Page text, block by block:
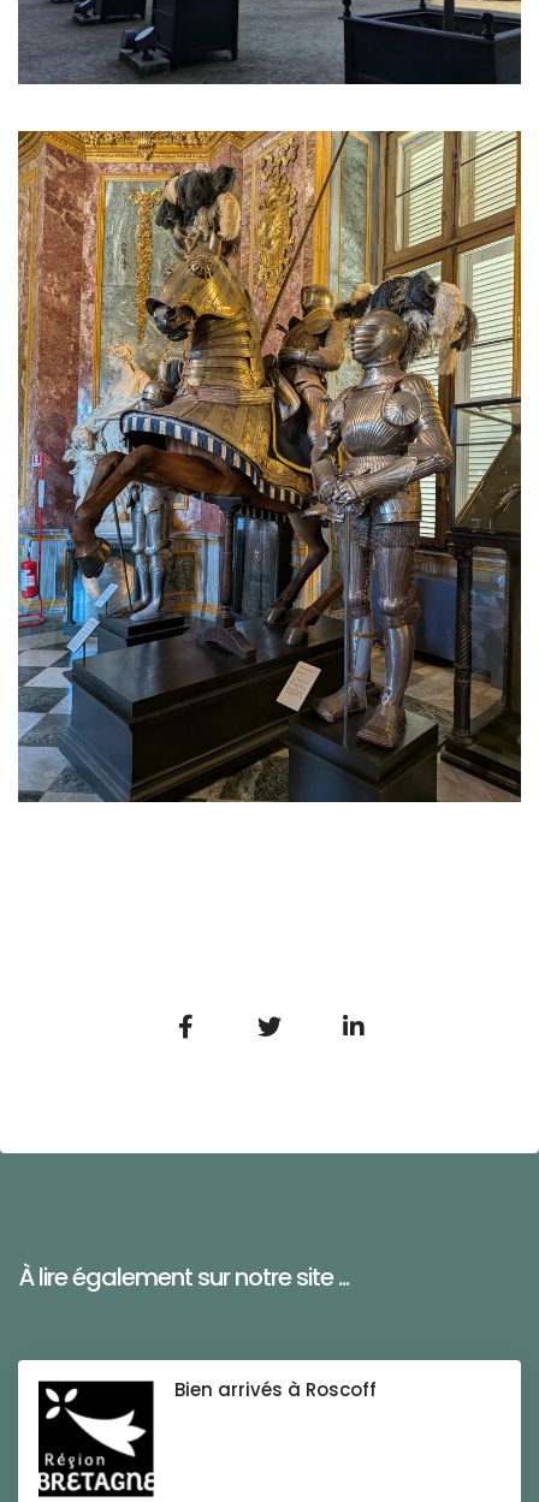
À lire également sur notre site ...
Bien arrivés à Roscoff